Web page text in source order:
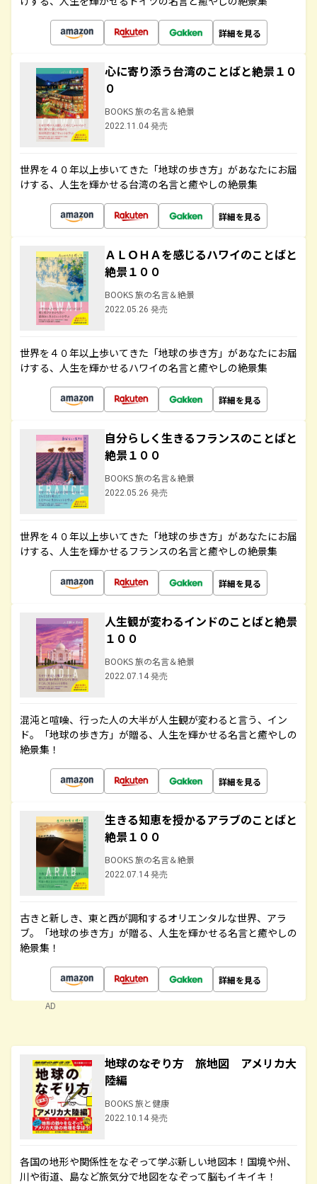
詳細を見る
心に寄り添う台湾のことばと絶景１０
０
BOOKS 旅の名言＆絶景
2022.11.04 発売
世界を４０年以上歩いてきた「地球の歩き方」があなたにお届
けする、人生を輝かせる台湾の名言と癒やしの絶景集
詳細を見る
ＡＬＯＨＡを感じるハワイのことばと
絶景１００
BOOKS 旅の名言＆絶景
2022.05.26 発売
世界を４０年以上歩いてきた「地球の歩き方」があなたにお届
けする、人生を輝かせるハワイの名言と癒やしの絶景集
詳細を見る
自分らしく生きるフランスのことばと
絶景１００
BOOKS 旅の名言＆絶景
2022.05.26 発売
世界を４０年以上歩いてきた「地球の歩き方」があなたにお届
けする、人生を輝かせるフランスの名言と癒やしの絶景集
詳細を見る
人生観が変わるインドのことばと絶景
１００
BOOKS 旅の名言＆絶景
2022.07.14 発売
混沌と喧噪、行った人の大半が人生観が変わると言う、イン
ド。「地球の歩き方」が贈る、人生を輝かせる名言と癒やしの
絶景集！
詳細を見る
生きる知恵を授かるアラブのことばと
絶景１００
BOOKS 旅の名言＆絶景
2022.07.14 発売
古きと新しき、東と西が調和するオリエンタルな世界、アラ
ブ。「地球の歩き方」が贈る、人生を輝かせる名言と癒やしの
絶景集！
詳細を見る
AD
地球のなぞり方 旅地図 アメリカ大
陸編
BOOKS 旅と健康
2022.10.14 発売
各国の地形や関係性をなぞって学ぶ新しい地図本！国境や州、
川や街道、島など旅気分で地図をなぞって脳もイキイキ！